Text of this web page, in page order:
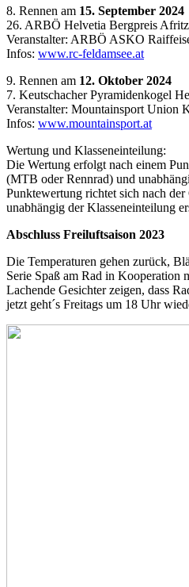
8. Rennen am 15. September 2024
26. ARBÖ Helvetia Bergpreis
Veranstalter: ARBÖ ASKO
Infos: www.rc-feldamsee.at
9. Rennen am 12. Oktober 2024
7. Keutschacher Pyramidenkogel
Veranstalter: Mountainsport Union
Infos: www.mountainsport.at
Wertung und Klasseneinteilung:
Die Wertung erfolgt nach einem
(MTB oder Rennrad) und
Punktewertung richtet sich nach
unabhängig der Klasseneinteilung
Abschluss Freiluftsaison 2023
Die Temperaturen gehen zurück,
Serie Spaß am Rad in Kooperation
Lachende Gesichter zeigen, dass
jetzt geht´s Freitags um 18 Uhr